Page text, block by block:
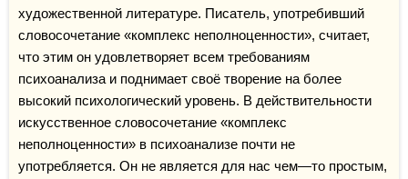
художественной литературе. Писатель, употребивший
словосочетание «комплекс неполноценности», считает,
что этим он удовлетворяет всем требованиям
психоанализа и поднимает своё творение на более
высокий психологический уровень. В действительности
искусственное словосочетание «комплекс
неполноценности» в психоанализе почти не
употребляется. Он не является для нас чем—то простым,